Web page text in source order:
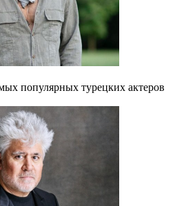
популярных турецких актеров